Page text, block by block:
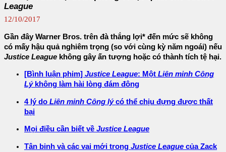
League
12/10/2017
Gần đây Warner Bros. trên đà thắng lợi* đến mức sẽ không
có mấy hậu quả nghiêm trọng (so với cùng kỳ năm ngoái) nếu
Justice League không gây ấn tượng hoặc có thành tích tệ hại.
[Bình luận phim] Justice League: Một Liên minh Công
Lýkhông làm hài lòng đám đông
4 lý do Liên minh Công lýcó thể chịu đựng được thất
bại
Mọi điều cần biết về Justice League
Tân binh và các vai mới trong Justice League của Zack